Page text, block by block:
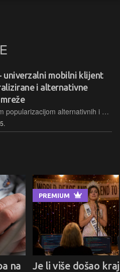
univerzalni mobilni klijent
i alternativne
Sa sve većom popularizacijom alternativnih i pretežito decentraliziranih društvenih mreža, sve je teže balansirati između više računa na tim mrežama, a tu u pomoć stiže Openvibe kao predstavnik univerzalnih mobilnih klijenata za mreže kao što su Mastodon ili Bluesky…
na
PREMIUM
Je li više došao kraj